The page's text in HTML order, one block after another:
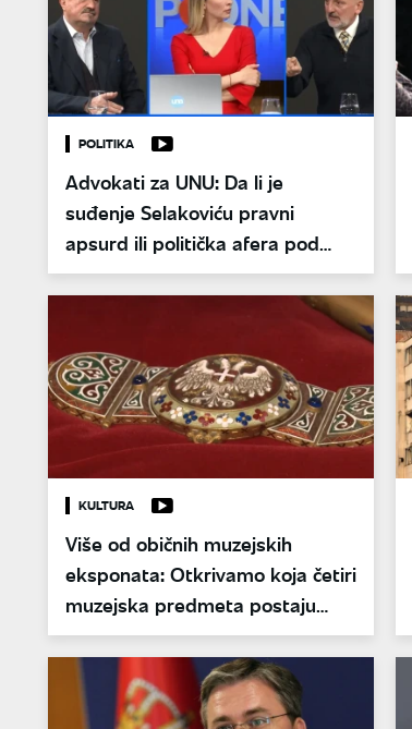
POLITIKA
Advokati za UNU: Da li je
suđenje Selakoviću pravni
apsurd ili politička afera pod
lupom tužilaštva?
KULTURA
Više od običnih muzejskih
eksponata: Otkrivamo koja četiri
muzejska predmeta postaju
najčuvanije blago Srbije